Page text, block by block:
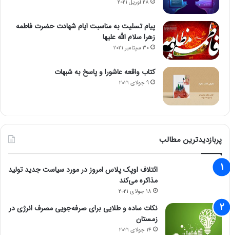
28 آوریل 2021
پیام تسلیت به مناسبت ایام شهادت حضرت فاطمه
زهرا سلام الله علیها
30 سپتامبر 2021
کتاب واقعه عاشورا و پاسخ به شبهات
9 جولای 2021
پربازدیدترین مطالب
ائتلاف اوپک پلاس امروز در مورد سیاست جدید تولید
مذاکره می‌کند
18 جولای 2021
نکات ساده و طلایی برای صرفه‌جویی مصرف انرژی در
زمستان
14 جولای 2021